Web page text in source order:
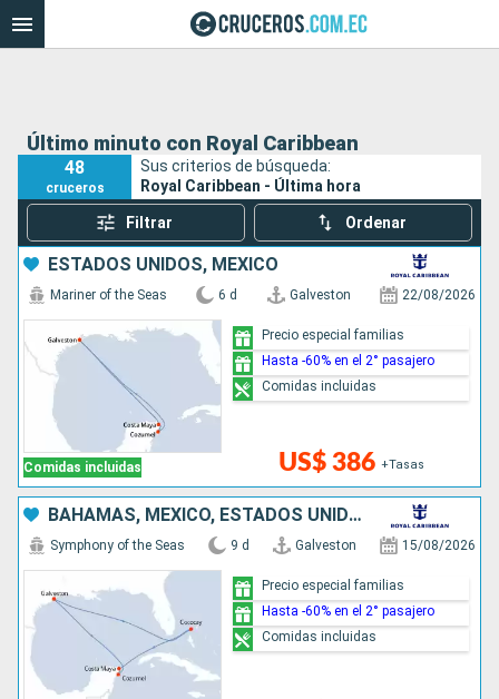
Último minuto con Royal Caribbean
48
cruceros
Sus criterios de búsqueda:
Royal Caribbean - Última hora
Filtrar Ordenar
ESTADOS UNIDOS, MÉXICO
Comidas incluidas
Mariner of the Seas 6 d Galveston 22/08/2026
US$ 386 +Tasas
Precio especial familias
Hasta -60% en el 2° pasajero
Comidas incluidas
BAHAMAS, MÉXICO, ESTADOS UNIDOS
Symphony of the Seas 9 d Galveston 15/08/2026
Precio especial familias
Hasta -60% en el 2° pasajero
Comidas incluidas